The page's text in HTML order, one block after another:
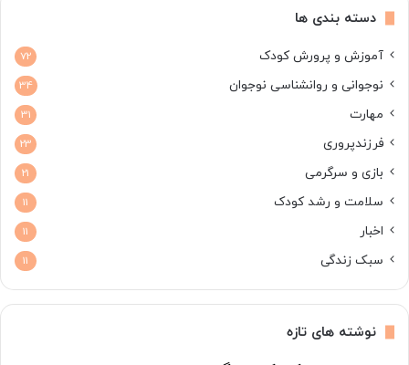
دسته بندی ها
آموزش و پرورش کودک 72
نوجوانی و روانشناسی نوجوان 34
مهارت 31
فرزندپروری 23
بازی و سرگرمی 21
سلامت و رشد کودک 11
اخبار 11
سبک زندگی 11
نوشته های تازه